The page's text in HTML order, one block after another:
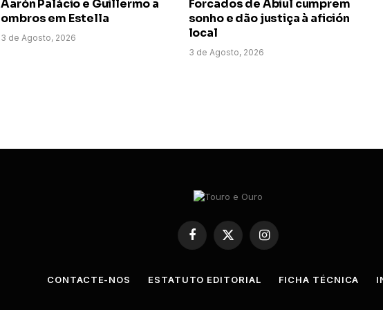
Aarón Palácio e Guillermo a
ombros em Estella
3 de Agosto, 2026
Forcados de Abiul cumprem
sonho e dão justiça à afición
local
3 de Agosto, 2026
Facebook
X
(Twitter)
Instagram
CONTACTE-NOS ESTATUTO EDITORIAL FICHA TÉCNICA